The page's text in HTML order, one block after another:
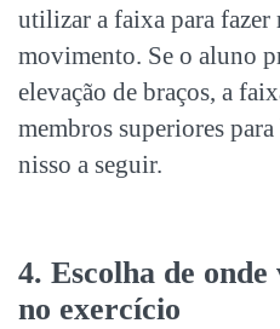
utilizar a faixa para fazer
movimento. Se o aluno
elevação de braços, a
membros superiores
nisso a seguir.
4. Escolha de
no exercício